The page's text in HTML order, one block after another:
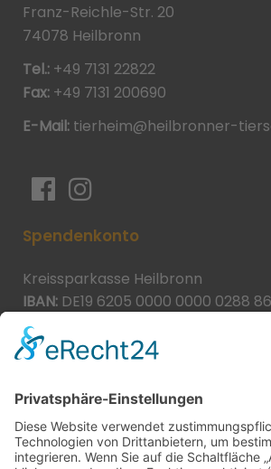
Franz-Reichle-Str. 20
74078 Heilbronn
Tel.: +49 7131 22822
Fax: +49 7131 200690
E-Mail: tierheim@heilbronner-
Spendenkonto
Kreissparkasse Heilbronn
IBAN: DE19 6205 0000 0000 0288 86
BIC:
Spende direkt via PayPal
JETZT SPENDEN